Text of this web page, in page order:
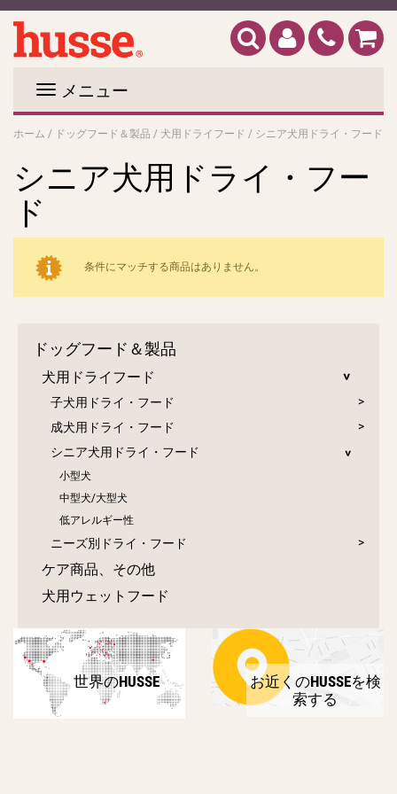
メニュー
ホーム / ドッグフード＆製品 / 犬用ドライフード / シニア犬用ドライ・フード
シニア犬用ドライ・フー
ド
条件にマッチする商品はありません。
ドッグフード＆製品
犬用ドライフード
子犬用ドライ・フード
成犬用ドライ・フード
シニア犬用ドライ・フード
小型犬
中型犬/大型犬
低アレルギー性
ニーズ別ドライ・フード
ケア商品、その他
犬用ウェットフード
世界のHUSSE
お近くのHUSSEを検
索する